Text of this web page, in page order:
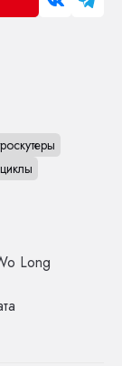
Long